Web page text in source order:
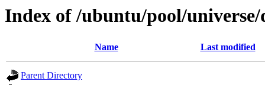
Index of /ubuntu/pool/universe/
Name Last modified
Parent Directory